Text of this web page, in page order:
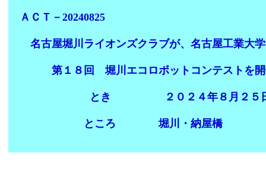
ＡＣＴ－20240825
名古屋堀川ライオンズクラブが、名古屋工業大
第１８回 堀川エコロボットコンテストを開
とき ２０２４年８月２５
ところ 堀川・納屋橋